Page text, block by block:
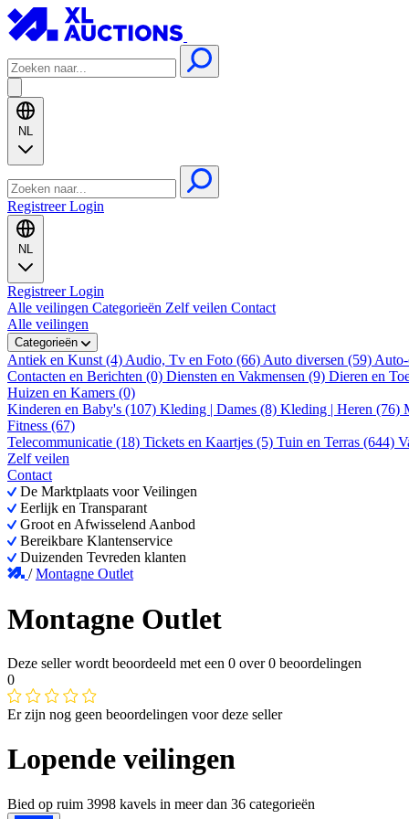
NL
RegistreerLogin
NL
RegistreerLogin
Alle veilingen Categorieën Zelf veilen Contact
Alle veilingen
Categorieën
Antiek en Kunst (4) Audio, Tv en Foto (66) Auto diversen (59)
Contacten en Berichten (0) Diensten en Vakmensen (9) Dieren en
Huizen en Kamers (0)
Kinderen en Baby's (107) Kleding | Dames (8) Kleding | Heren (76)
Fitness (67)
Telecommunicatie (18) Tickets en Kaartjes (5) Tuin en Terras (644)
Zelf veilen
Contact
De Marktplaats voor Veilingen
Eerlijk en Transparant
Groot en Afwisselend Aanbod
Bereikbare Klantenservice
Duizenden Tevreden klanten
/Montagne Outlet
Montagne Outlet
Deze seller wordt beoordeeld met een 0 over0 beoordelingen
0
Er zijn nog geen beoordelingen voor deze seller
Lopende veilingen
Bied op ruim 3998 kavels in meer dan 36 categorieën